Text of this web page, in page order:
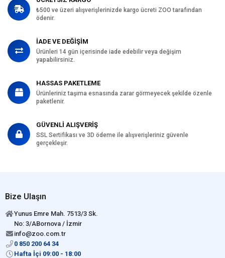
Niasin 150mg
pantotenik asit 50mg
B6 Vitamini 8.1mg
B1 Vitamini 12mg
H Vitamini 1.5mg
B12 Vitamini 0.1mg
Kolin klorür 2700mg
Beta-karoten 1.5mg
aurin 4000mg
L-karnitin 300mg
₺500 ve üzeri alışverişlerinizde kargo ücreti ZOO tarafından
ödenir.
İADE VE DEĞİŞİM
Ürünleri 14 gün içerisinde iade edebilir veya değişim
yapabilirsiniz.
HASSAS PAKETLEME
Ürünleriniz taşıma esnasında zarar görmeyecek şekilde özenle
paketlenir.
GÜVENLİ ALIŞVERİŞ
SSL Sertifikası ve 3D ödeme ile alışverişleriniz güvenle
gerçekleşir.
Bize Ulaşın
Yunus Emre Mah. 7513/3 Sk.
No: 3/ABornova / İzmir
info@zoo.com.tr
0 850 200 64 34
Hafta İçi 09:00 - 18:00